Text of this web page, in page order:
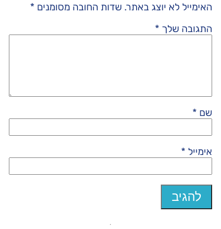
האימייל לא יוצג באתר. שדות החובה מסומנים *
התגובה שלך *
שם *
אימייל *